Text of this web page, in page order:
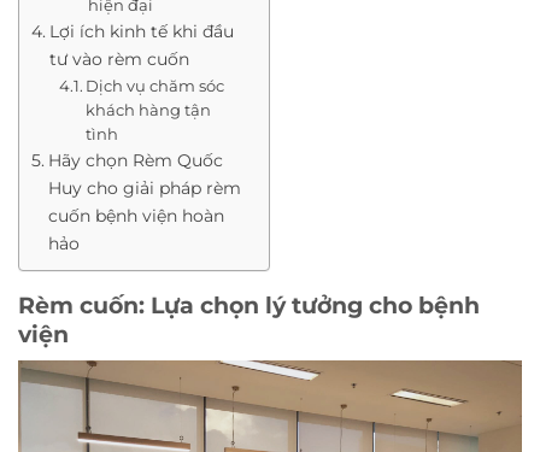
hiện đại
Lợi ích kinh tế khi đầu
tư vào rèm cuốn
Dịch vụ chăm sóc
khách hàng tận
tình
Hãy chọn Rèm Quốc
Huy cho giải pháp rèm
cuốn bệnh viện hoàn
hảo
Rèm cuốn: Lựa chọn lý tưởng cho bệnh
viện